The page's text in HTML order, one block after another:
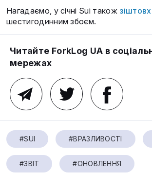
Нагадаємо, у січні Sui також
шестигодинним збоєм.
Читайте ForkLog UA в
мережах
#SUI #ВРАЗЛИВОСТІ
#ЗВІТ #ОНОВЛЕННЯ